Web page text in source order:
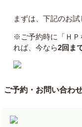
まずは、下記のお
※ご予約時に「ＨＰ
れば、今なら2回ま
ご予約・お問い合わ